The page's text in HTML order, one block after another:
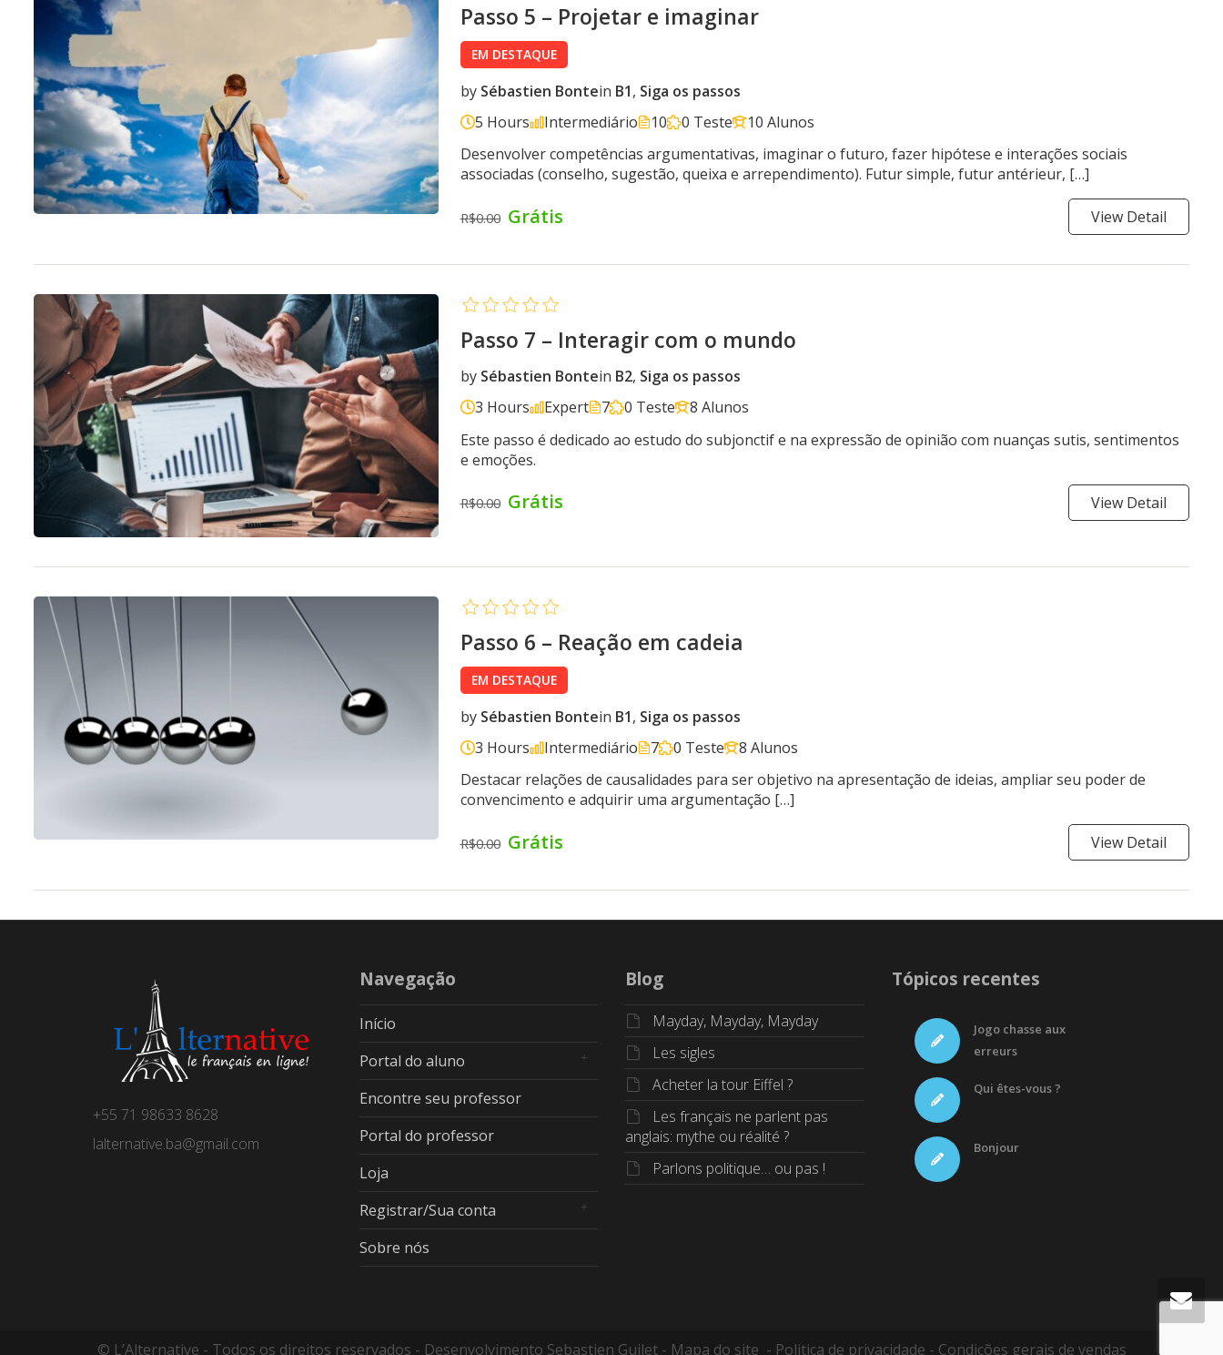
Passo 5 – Projetar e imaginar
EM DESTAQUE
by Sébastien Bontein B1, Siga os passos
5 Hours
Intermediário 10 0 Teste
10 Alunos
Desenvolver competências argumentativas, imaginar o futuro, fazer hipótese e interações sociais
associadas (conselho, sugestão, queixa e arrependimento). Futur simple, futur antérieur, […]
R$0.00 Grátis View Detail
Passo 7 – Interagir com o mundo
by Sébastien Bontein B2, Siga os passos
3 Hours
Expert 7 0 Teste
8 Alunos
Este passo é dedicado ao estudo do subjonctif e na expressão de opinião com nuanças sutis, sentimentos
e emoções.
R$0.00 Grátis View Detail
Passo 6 – Reação em cadeia
EM DESTAQUE
by Sébastien Bontein B1, Siga os passos
3 Hours
Intermediário 7 0 Teste
8 Alunos
Destacar relações de causalidades para ser objetivo na apresentação de ideias, ampliar seu poder de
convencimento e adquirir uma argumentação […]
R$0.00 Grátis View Detail
+55 71 98633 8628
lalternative.ba@gmail.com
Navegação
Início
Portal do aluno
Encontre seu professor
Portal do professor
Loja
Registrar/Sua conta
Sobre nós
Blog
Mayday, Mayday, Mayday
Les sigles
Acheter la tour Eiffel ?
Les français ne parlent pas
anglais: mythe ou réalité ?
Parlons politique… ou pas !
Tópicos recentes
Jogo chasse aux
erreurs
Qui êtes-vous ?
Bonjour
© L’Alternative - Todos os direitos reservados - Desenvolvimento Sebastien Guilet- Mapa do site - Politica de privacidade - Condições gerais de vendas